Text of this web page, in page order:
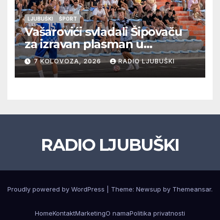
LJUBUŠKI ŠPORT
Vašarovići svladali Šipovaču
za izravan plasman u
četvrtfinale, Grab izborio
prolazak dalje, Klobuk ispao,
večeras počinje četvrtfinale
7 KOLOVOZA, 2026 RADIO LJUBUŠKI
RADIO LJUBUŠKI
Proudly powered by WordPress Theme: Newsup by Themeansar.
HomeKontaktMarketingO namaPolitika privatnosti